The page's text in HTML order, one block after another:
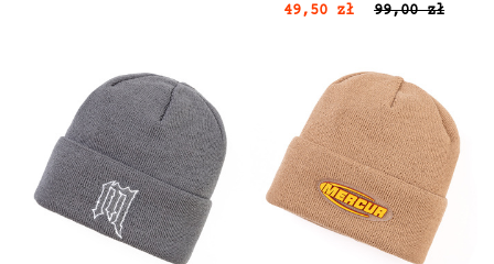
49,50 zł 99,00 zł